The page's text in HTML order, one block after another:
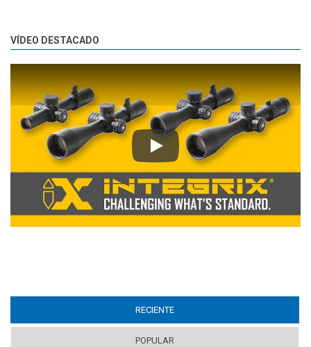
VÍDEO DESTACADO
Play
RECIENTE
POPULAR